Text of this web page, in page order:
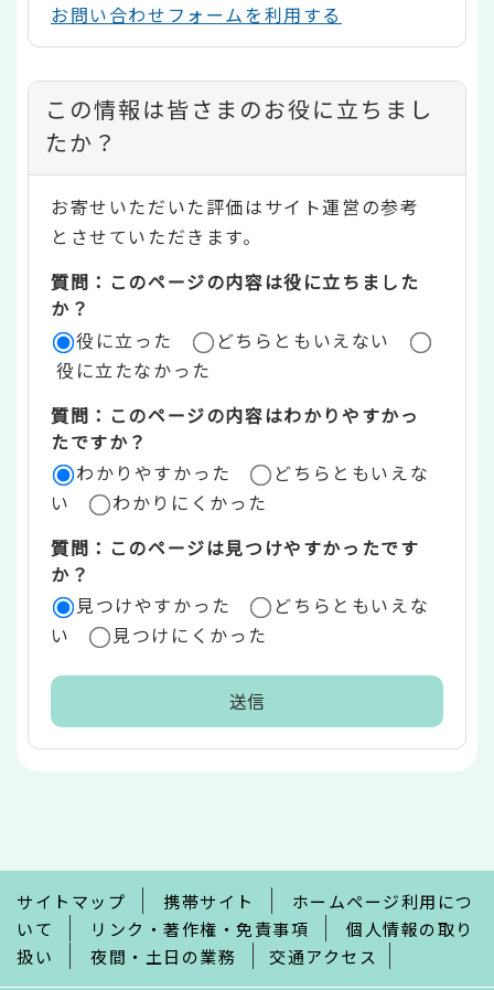
お問い合わせフォームを利用する
コ
ン
テ
ン
ツ
評
価
リ
ア
この情報は皆さまのお役に立ちまし
たか？
お寄せいただいた評価はサイト運営の参考
とさせていただきます。
質問：このページの内容は役に立ちました
か？
役に立った
どちらともいえない
役に立たなかった
質問：このページの内容はわかりやすかっ
たですか？
わかりやすかった
どちらともいえな
い
わかりにくかった
質問：このページは見つけやすかったです
か？
見つけやすかった
どちらともいえな
い
見つけにくかった
で
サイトマップ 携帯サイト
ホームページ利用につ
いて
リンク・著作権・免責事項
個人情報の取り
扱い
夜間・土日の業務 交通アクセス